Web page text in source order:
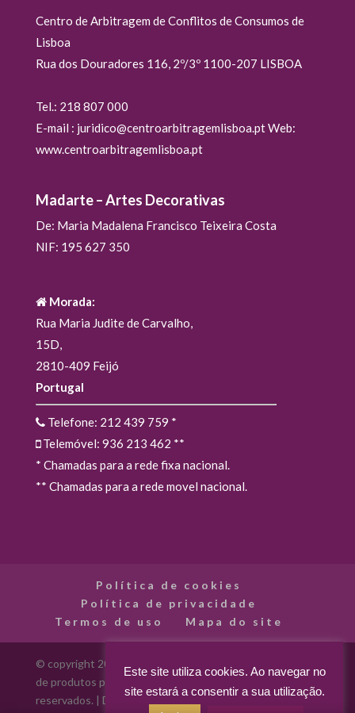
Centro de Arbitragem de Conflitos de Consumos de
Lisboa
Rua dos Douradores 116, 2º/3º 1100-207 LISBOA
Tel.: 218 807 000
E-mail : juridico@centroarbitragemlisboa.pt Web:
www.centroarbitragemlisboa.pt
Madarte – Artes Decorativas
De: Maria Madalena Francisco Teixeira Costa
NIF: 195 627 350
Morada:
Rua Maria Judite de Carvalho,
15D,
2810-409 Feijó
Portugal
Telefone: 212 439 759 *
Telemóvel: 936 213 462 **
* Chamadas para a rede fixa nacional.
** Chamadas para a rede movel nacional.
Política de cookies
Política de privacidade
Termos de uso
Mapa do site
© copyright 2012 - 2026 Madarte - Madarte - Loja Online
de produtos para artes decorativas. Todos os direitos
reservados. | Desenvolvido por
Este site utiliza cookies. Ao navegar no
site estará a consentir a sua utilização.